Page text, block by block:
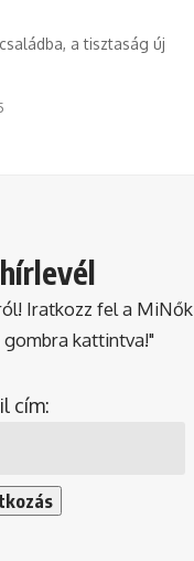
a tisztaság új
Iratkozz fel a
kattintva!"
cím: